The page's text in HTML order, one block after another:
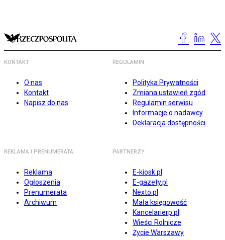
KONTAKT
O nas
Kontakt
Napisz do nas
REGULAMIN
Polityka Prywatności
Zmiana ustawień zgód
Regulamin serwisu
Informacje o nadawcy
Deklaracja dostępności
REKLAMA I PRENUMERATA
Reklama
Ogłoszenia
Prenumerata
Archiwum
PARTNERZY
E-kiosk.pl
E-gazety.pl
Nexto.pl
Mała księgowość
Kancelarierp.pl
Wieści Rolnicze
Życie Warszawy